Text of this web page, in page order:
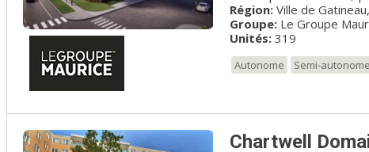
Région: Ville de
Groupe: Le Groupe
Unités:319
Autonome Semi-autonome
Chartwell